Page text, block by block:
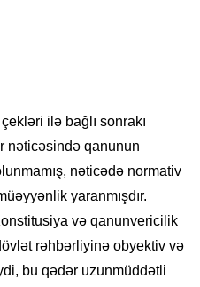
ilə bağlı sonrakı
nəticəsində qanunun
nəticədə normativ
yaranmışdır.
və qanunvericilik
rəhbərliyinə obyektiv və
bu qədər uzunmüddətli